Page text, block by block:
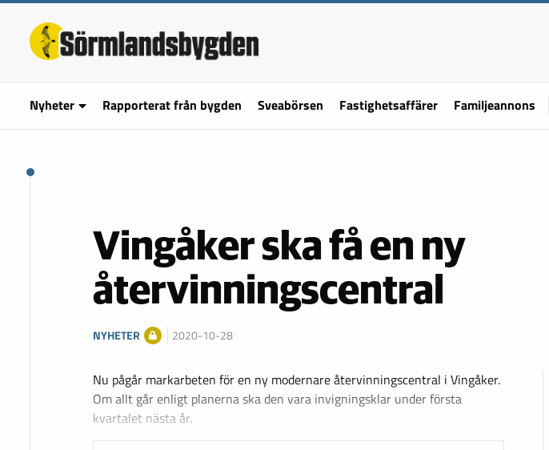
Nyheter Rapporterat från bygden Sveabörsen Fastighetsaffärer Familjeannons
Vingåker ska få en ny
återvinningscentral
NYHETER 2020-10-28
Nu pågår markarbeten för en ny modernare återvinningscentral i Vingåker.
Om allt går enligt planerna ska den vara invigningsklar under första
kvartalet nästa år.